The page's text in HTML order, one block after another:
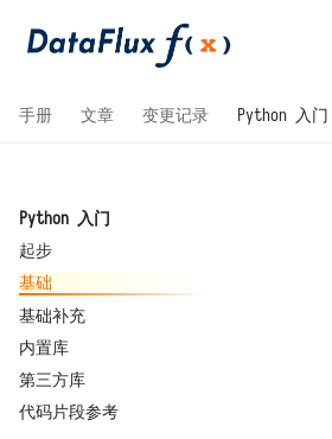
手册 文章 变更记录 Python 入门
Python 入门
起步
基础
基础补充
内置库
第三方库
代码片段参考